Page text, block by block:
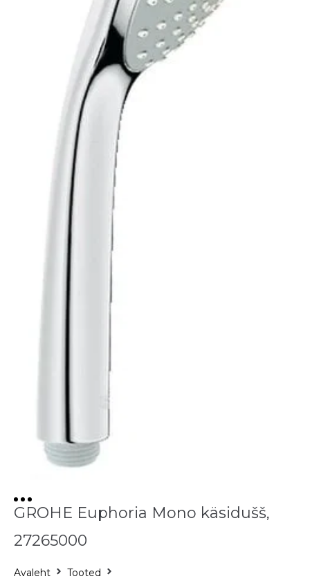
GROHE Euphoria Mono käsidušš,
27265000
Avaleht
Tooted